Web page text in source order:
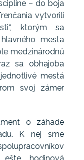
– do boja
vytvorili
ktorým sa
mesta
medzinárodnú
sa obhajoba
mestá
svoj zámer
o záhade
K nej sme